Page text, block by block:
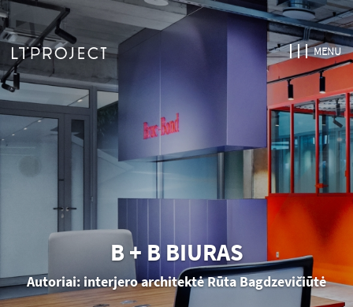
MENU
B + B BIURAS
Autoriai: interjero architektė Rūta Bagdzevičiūtė